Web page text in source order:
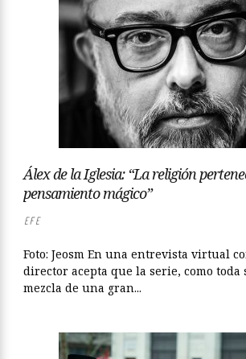
Álex de la Iglesia: “La religión
pensamiento mágico”
EFE
Foto: Jeosm En una entrevista virtual
director acepta que la serie, como toda
mezcla de una gran...